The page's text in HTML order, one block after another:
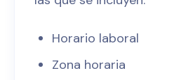
Horario laboral
Zona horaria